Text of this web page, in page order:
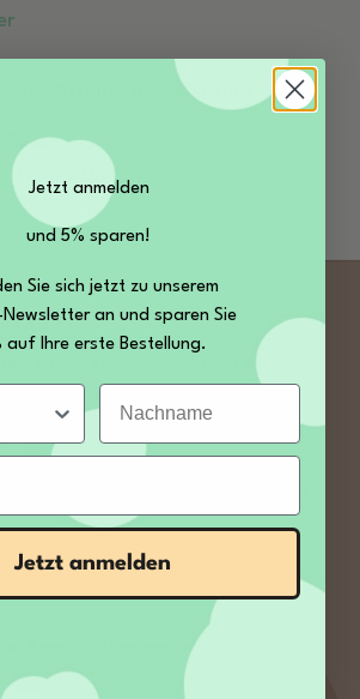
DE-ÖKO-039
BIO-
GÖRICKE_2025
189860
bis 12:00 und 13:00 bis 14:00
Kontaktformular
Jetzt anmelden
und 5% sparen!
Sie sich jetzt zu unserem
Newsletter an und sparen Sie
auf Ihre erste Bestellung.
Nachname
Jetzt anmelden